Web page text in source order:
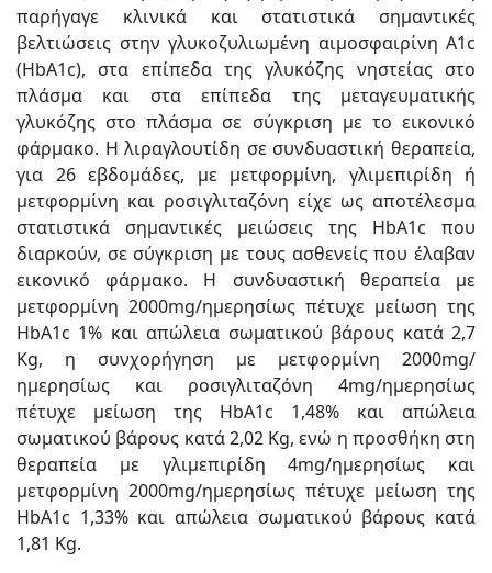
παρήγαγε κλινικά και στατιστικά σημαντικές
βελτιώσεις στην γλυκοζυλιωμένη αιμοσφαιρίνη A1c
(HbA1c), στα επίπεδα της γλυκόζης νηστείας στο
πλάσμα και στα επίπεδα της μεταγευματικής
γλυκόζης στο πλάσμα σε σύγκριση με το εικονικό
φάρμακο. Η λιραγλουτίδη σε συνδυαστική θεραπεία,
για 26 εβδομάδες, με μετφορμίνη, γλιμεπιρίδη ή
μετφορμίνη και ροσιγλιταζόνη είχε ως αποτέλεσμα
στατιστικά σημαντικές μειώσεις της HbA1c που
διαρκούν, σε σύγκριση με τους ασθενείς που έλαβαν
εικονικό φάρμακο. Η συνδυαστική θεραπεία με
μετφορμίνη 2000mg/ημερησίως πέτυχε μείωση της
HbA1c 1% και απώλεια σωματικού βάρους κατά 2,7
Kg, η συνχορήγηση με μετφορμίνη 2000mg/
ημερησίως και ροσιγλιταζόνη 4mg/ημερησίως
πέτυχε μείωση της HbA1c 1,48% και απώλεια
σωματικού βάρους κατά 2,02 Kg, ενώ η προσθήκη στη
θεραπεία με γλιμεπιρίδη 4mg/ημερησίως και
μετφορμίνη 2000mg/ημερησίως πέτυχε μείωση της
HbA1c 1,33% και απώλεια σωματικού βάρους κατά
1,81 Kg.